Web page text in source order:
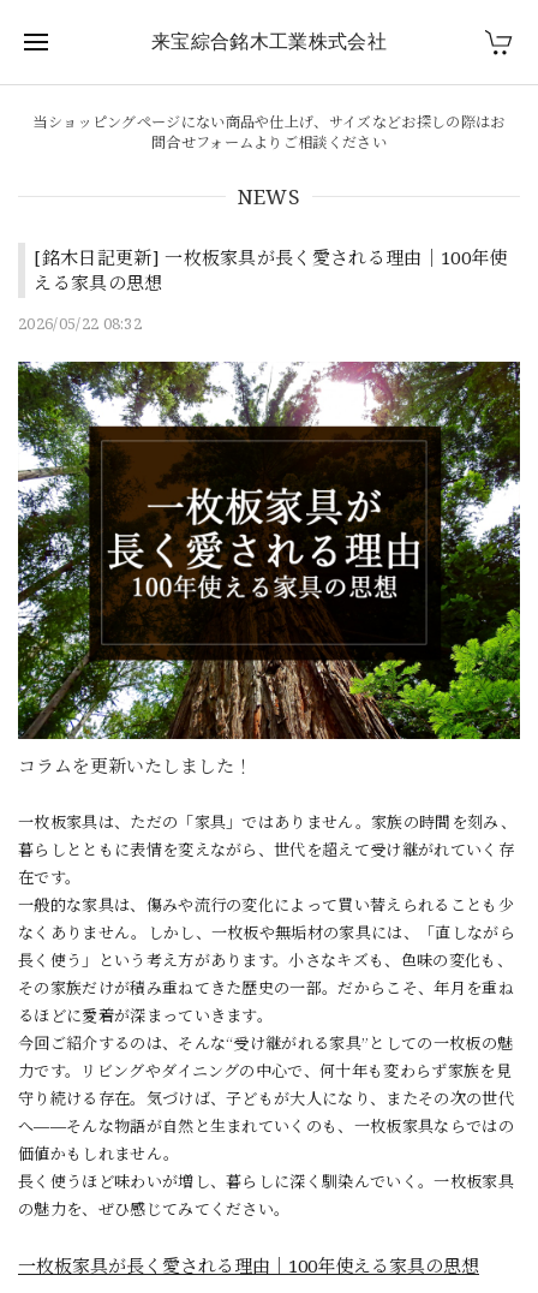
来宝綜合銘木工業株式会社
当ショッピングページにない商品や仕上げ、サイズなどお探しの際はお
問合せフォームよりご相談ください
NEWS
[銘木日記更新] 一枚板家具が長く愛される理由｜100年使
える家具の思想
2026/05/22 08:32
コラムを更新いたしました！
一枚板家具は、ただの「家具」ではありません。家族の時間を刻み、
暮らしとともに表情を変えながら、世代を超えて受け継がれていく存
在です。
一般的な家具は、傷みや流行の変化によって買い替えられることも少
なくありません。しかし、一枚板や無垢材の家具には、「直しながら
長く使う」という考え方があります。小さなキズも、色味の変化も、
その家族だけが積み重ねてきた歴史の一部。だからこそ、年月を重ね
るほどに愛着が深まっていきます。
今回ご紹介するのは、そんな“受け継がれる家具”としての一枚板の魅
力です。リビングやダイニングの中心で、何十年も変わらず家族を見
守り続ける存在。気づけば、子どもが大人になり、またその次の世代
へ——そんな物語が自然と生まれていくのも、一枚板家具ならではの
価値かもしれません。
長く使うほど味わいが増し、暮らしに深く馴染んでいく。一枚板家具
の魅力を、ぜひ感じてみてください。
一枚板家具が長く愛される理由｜100年使える家具の思想